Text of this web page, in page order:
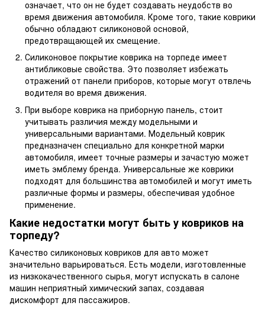
означает, что он не будет создавать неудобств во
время движения автомобиля. Кроме того, такие коврики
обычно обладают силиконовой основой,
предотвращающей их смещение.
Силиконовое покрытие коврика на торпеде имеет
антибликовые свойства. Это позволяет избежать
отражений от панели приборов, которые могут отвлечь
водителя во время движения.
При выборе коврика на приборную панель, стоит
учитывать различия между модельными и
универсальными вариантами. Модельный коврик
предназначен специально для конкретной марки
автомобиля, имеет точные размеры и зачастую может
иметь эмблему бренда. Универсальные же коврики
подходят для большинства автомобилей и могут иметь
различные формы и размеры, обеспечивая удобное
применение.
Какие недостатки могут быть у ковриков на
торпеду?
Качество силиконовых ковриков для авто может
значительно варьироваться. Есть модели, изготовленные
из низкокачественного сырья, могут испускать в салоне
машин неприятный химический запах, создавая
дискомфорт для пассажиров.